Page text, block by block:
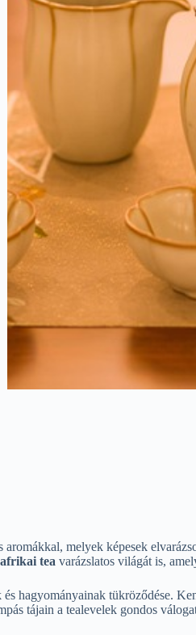
melyek képesek
tea varázslatos világát is,
hagyományainak tükröződése.
tájain a tealevelek gondos